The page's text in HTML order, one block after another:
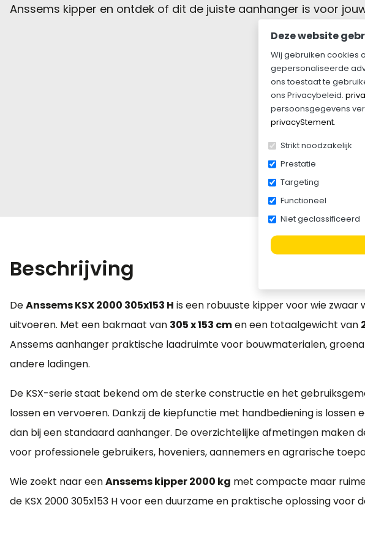
Anssems kipper en ontdek of dit de juiste aanhanger is voor
Beschrijving
DeAnssems KSX 2000 305x153 H is een robuuste kipper voor wie zwaar
uitvoeren. Met een bakmaat van 305 x 153 cmen een totaalgewicht van
Anssems aanhanger praktische laadruimte voor bouwmaterialen,
andere ladingen.
De KSX-serie staat bekend om de sterke constructie en het
lossen en vervoeren. Dankzij de kiepfunctie met handbediening is lossen
dan bij een standaard aanhanger. De overzichtelijke afmetingen maken
voor professionele gebruikers, hoveniers, aannemers en agrarische
Wie zoekt naar eenAnssems kipper 2000 kg met compacte maar
de KSX 2000 305x153 H voor een duurzame en praktische oplossing voor
Deze website
Wij gebruiken cookies
gepersonaliseerde
ons toestaat te
ons Privacybeleid.
persoonsgegevens
privacyStement.
Strikt noodzakelijk
Prestatie
Targeting
Functioneel
Niet geclassificeerd